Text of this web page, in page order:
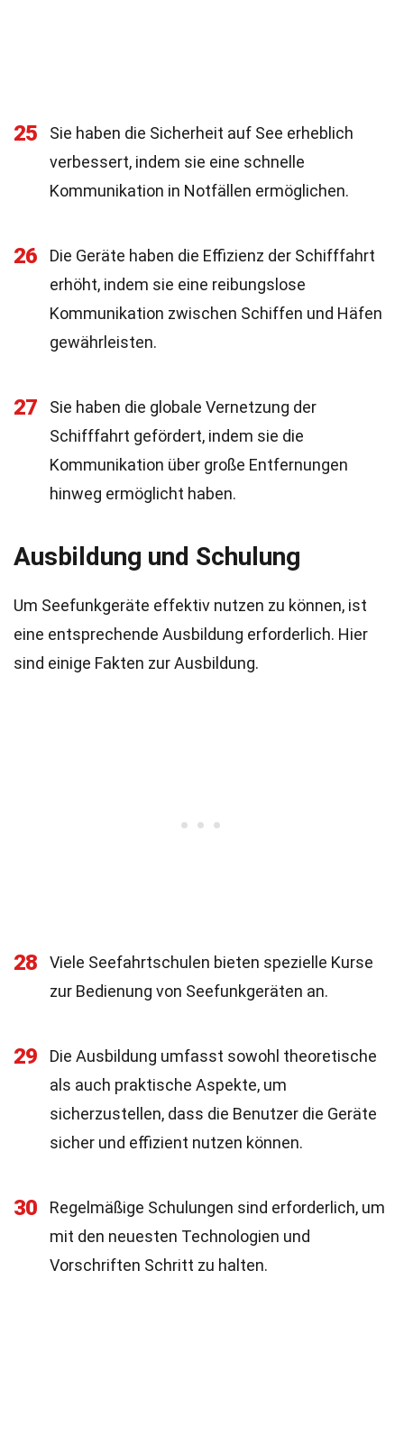
25
Sie haben die Sicherheit auf See erheblich
verbessert, indem sie eine schnelle
Kommunikation in Notfällen ermöglichen.
26
Die Geräte haben die Effizienz der Schifffahrt
erhöht, indem sie eine reibungslose
Kommunikation zwischen Schiffen und Häfen
gewährleisten.
27
Sie haben die globale Vernetzung der
Schifffahrt gefördert, indem sie die
Kommunikation über große Entfernungen
hinweg ermöglicht haben.
Ausbildung und Schulung
Um Seefunkgeräte effektiv nutzen zu können, ist
eine entsprechende Ausbildung erforderlich. Hier
sind einige Fakten zur Ausbildung.
28
Viele Seefahrtschulen bieten spezielle Kurse
zur Bedienung von Seefunkgeräten an.
29
Die Ausbildung umfasst sowohl theoretische
als auch praktische Aspekte, um
sicherzustellen, dass die Benutzer die Geräte
sicher und effizient nutzen können.
30
Regelmäßige Schulungen sind erforderlich, um
mit den neuesten Technologien und
Vorschriften Schritt zu halten.